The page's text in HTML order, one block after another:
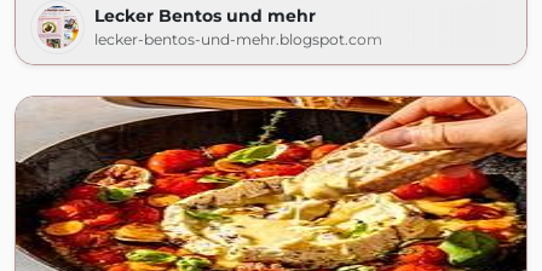
Lecker Bentos und mehr
lecker-bentos-und-mehr.blogspot.com